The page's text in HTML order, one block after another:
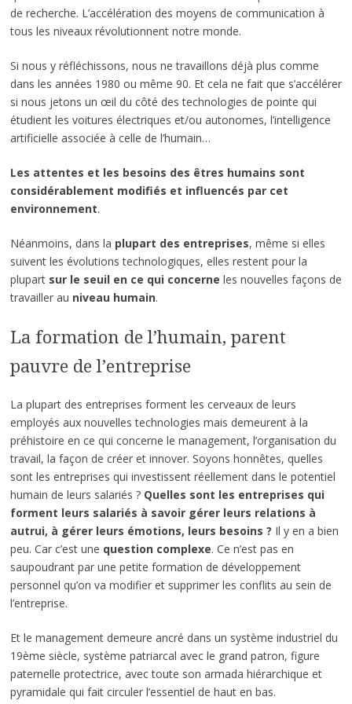
de recherche. L’accélération des moyens de communication à
tous les niveaux révolutionnent notre monde.
Si nous y réfléchissons, nous ne travaillons déjà plus comme
dans les années 1980 ou même 90. Et cela ne fait que s’accélérer
si nous jetons un œil du côté des technologies de pointe qui
étudient les voitures électriques et/ou autonomes, l’intelligence
artificielle associée à celle de l’humain…
Les attentes et les besoins des êtres humains sont
considérablement modifiés et influencés par cet
environnement.
Néanmoins, dans la plupart des entreprises, même si elles
suivent les évolutions technologiques, elles restent pour la
plupart sur le seuil en ce qui concerne les nouvelles façons de
travailler au niveau humain.
La formation de l’humain, parent
pauvre de l’entreprise
La plupart des entreprises forment les cerveaux de leurs
employés aux nouvelles technologies mais demeurent à la
préhistoire en ce qui concerne le management, l’organisation du
travail, la façon de créer et innover. Soyons honnêtes, quelles
sont les entreprises qui investissent réellement dans le potentiel
humain de leurs salariés ? Quelles sont les entreprises qui
forment leurs salariés à savoir gérer leurs relations à
autrui, à gérer leurs émotions, leurs besoins ? Il y en a bien
peu. Car c’est une question complexe. Ce n’est pas en
saupoudrant par une petite formation de développement
personnel qu’on va modifier et supprimer les conflits au sein de
l’entreprise.
Et le management demeure ancré dans un système industriel du
19ème siècle, système patriarcal avec le grand patron, figure
paternelle protectrice, avec toute son armada hiérarchique et
pyramidale qui fait circuler l’essentiel de haut en bas.